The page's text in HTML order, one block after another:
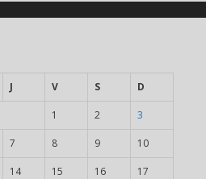
J V S D
1 2 3
7 8 9 10
14 15 16 17